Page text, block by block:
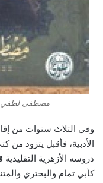
مصطفى لطفي
وفي الثلاث سنوات من
الأدبية، فأقبل يتزود
دروسه الأزهرية
كأبي تمام والبحتري